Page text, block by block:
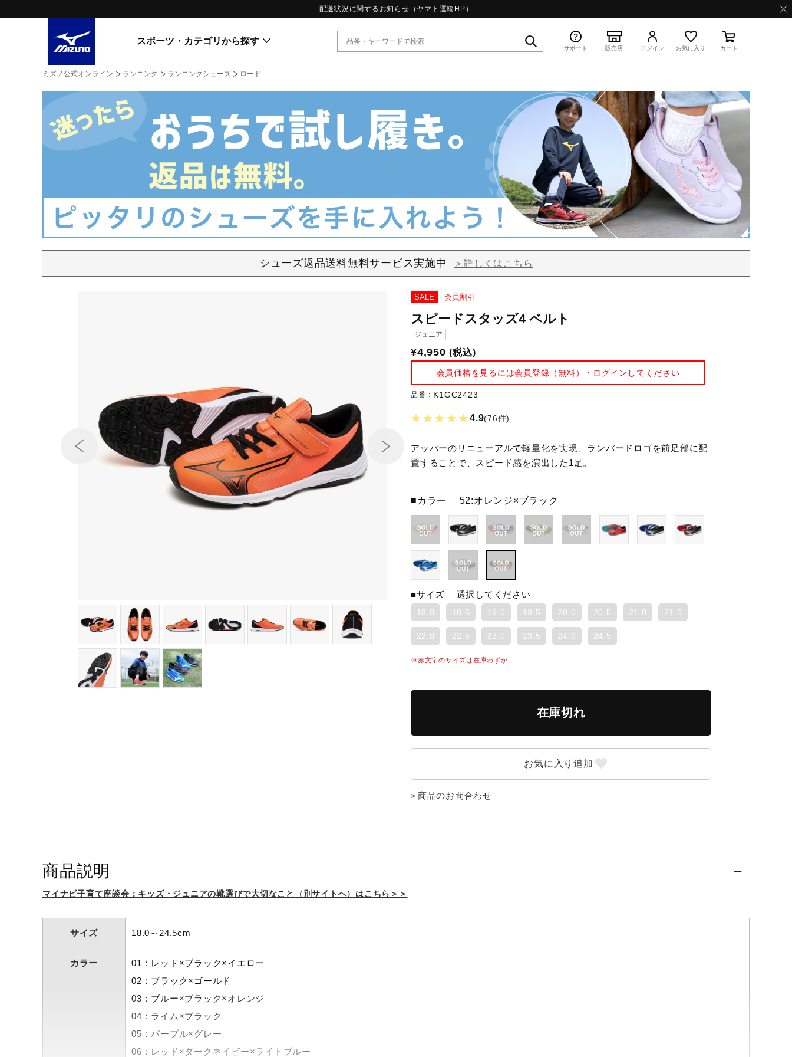
配送状況に関するお知らせ（ヤマト運輸HP）
スポーツ・カテゴリから探す
ライフスタイルウエア
ランニング
サッカー／フットサル
ゴルフ
スイム
テニス／ソフトテニス
ウィンタースポーツ
ウォーキングシューズ
メディカル
スニーカー
すべてのシリーズ
WAVE PROPHECY
MORELIA LS
WAVE RIDER
MXR
ゴアテックス
その他シリーズ
WP13.2｜特集
MORELIA LS｜特集
W.PROPHECY1｜特集
WP MAGIC MITA｜特集
WP STRAP｜特集
スペシャルカラーパック｜特集
マーガレット・ハウエル｜特集
KICKS & ECHO｜特集
スニーカー商品をすべて見る
特集
WAVE PROPHECY 13.2
サポート 販売店 ログイン お気に入り カート
ミズノ公式オンライン ランニング ランニングシューズ ロード
シューズ返品送料無料サービス実施中 ＞詳しくはこちら
SALE 会員割引
スピードスタッズ4 ベルト
ジュニア
¥4,950 (税込)
会員価格を見るには会員登録（無料）・ログインしてください
品番： K1GC2423
★★★★★4.9(76件)
アッパーのリニューアルで軽量化を実現、ランバードロゴを前足部に配
置することで、スピード感を演出した1足。
■カラー 52:オレンジ×ブラック
■サイズ 選択してください
18.0 18.5 19.0 19.5 20.0 20.5 21.0 21.5
22.0 22.5 23.0 23.5 24.0 24.5
※赤文字のサイズは在庫わずか
在庫切れ
商品のお問合わせ
商品説明
マイナビ子育て座談会：キッズ・ジュニアの靴選びで大切なこと（別サイトへ）はこちら＞＞
サイズ 18.0～24.5cm
カラー
01：レッド×ブラック×イエロー
02：ブラック×ゴールド
03：ブルー×ブラック×オレンジ
04：ライム×ブラック
05：パープル×グレー
06：レッド×ダークネイビー×ライトブルー